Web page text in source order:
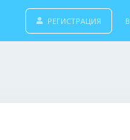
РЕГИСТРАЦИЯ